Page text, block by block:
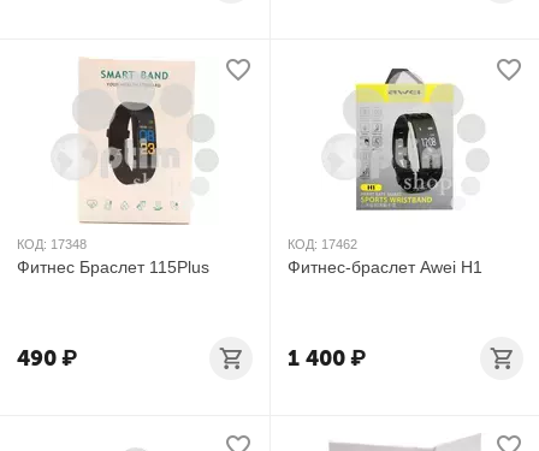
КОД: 17348
Фитнес Браслет 115Plus
490₽
КОД: 17462
Фитнес-браслет Awei H1
1 400₽